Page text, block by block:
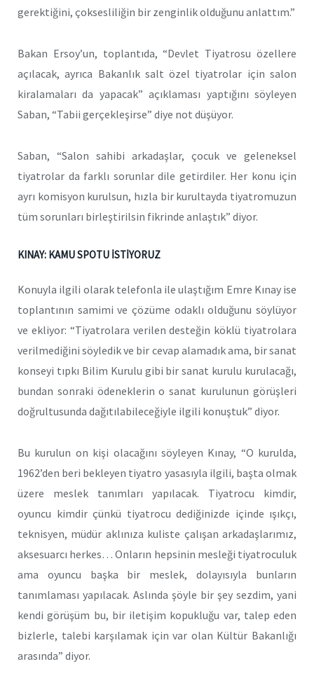
gerektiğini, çoksesliliğin bir zenginlik olduğunu anlattım.”
Bakan Ersoy’un, toplantıda, “Devlet Tiyatrosu özellere
açılacak, ayrıca Bakanlık salt özel tiyatrolar için salon
kiralamaları da yapacak” açıklaması yaptığını söyleyen
Saban, “Tabii gerçekleşirse” diye not düşüyor.
Saban, “Salon sahibi arkadaşlar, çocuk ve geleneksel
tiyatrolar da farklı sorunlar dile getirdiler. Her konu için
ayrı komisyon kurulsun, hızla bir kurultayda tiyatromuzun
tüm sorunları birleştirilsin fikrinde anlaştık” diyor.
KINAY: KAMU SPOTU İSTİYORUZ
Konuyla ilgili olarak telefonla ile ulaştığım Emre Kınay ise
toplantının samimi ve çözüme odaklı olduğunu söylüyor
ve ekliyor: “Tiyatrolara verilen desteğin köklü tiyatrolara
verilmediğini söyledik ve bir cevap alamadık ama, bir sanat
konseyi tıpkı Bilim Kurulu gibi bir sanat kurulu kurulacağı,
bundan sonraki ödeneklerin o sanat kurulunun görüşleri
doğrultusunda dağıtılabileceğiyle ilgili konuştuk” diyor.
Bu kurulun on kişi olacağını söyleyen Kınay, “O kurulda,
1962’den beri bekleyen tiyatro yasasıyla ilgili, başta olmak
üzere meslek tanımları yapılacak. Tiyatrocu kimdir,
oyuncu kimdir çünkü tiyatrocu dediğinizde içinde ışıkçı,
teknisyen, müdür aklınıza kuliste çalışan arkadaşlarımız,
aksesuarcı herkes… Onların hepsinin mesleği tiyatroculuk
ama oyuncu başka bir meslek, dolayısıyla bunların
tanımlaması yapılacak. Aslında şöyle bir şey sezdim, yani
kendi görüşüm bu, bir iletişim kopukluğu var, talep eden
bizlerle, talebi karşılamak için var olan Kültür Bakanlığı
arasında” diyor.